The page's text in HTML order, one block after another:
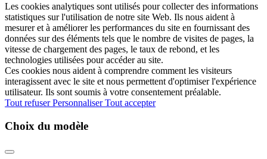
Les cookies analytiques sont utilisés pour collecter des informations
statistiques sur l'utilisation de notre site Web. Ils nous aident à
mesurer et à améliorer les performances du site en fournissant des
données sur des éléments tels que le nombre de visites de pages, la
vitesse de chargement des pages, le taux de rebond, et les
technologies utilisées pour accéder au site.
Ces cookies nous aident à comprendre comment les visiteurs
interagissent avec le site et nous permettent d'optimiser l'expérience
utilisateur. Ils sont soumis à votre consentement préalable.
Tout refuserPersonnaliserTout accepter
Choix du modèle